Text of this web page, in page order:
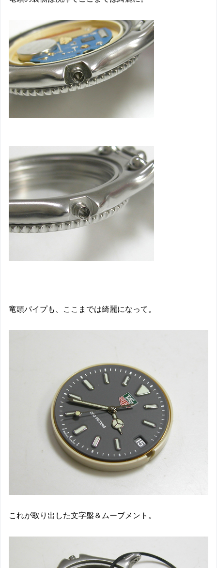
竜頭パイプも、ここまでは綺麗になって。
これが取り出した文字盤＆ムーブメント。